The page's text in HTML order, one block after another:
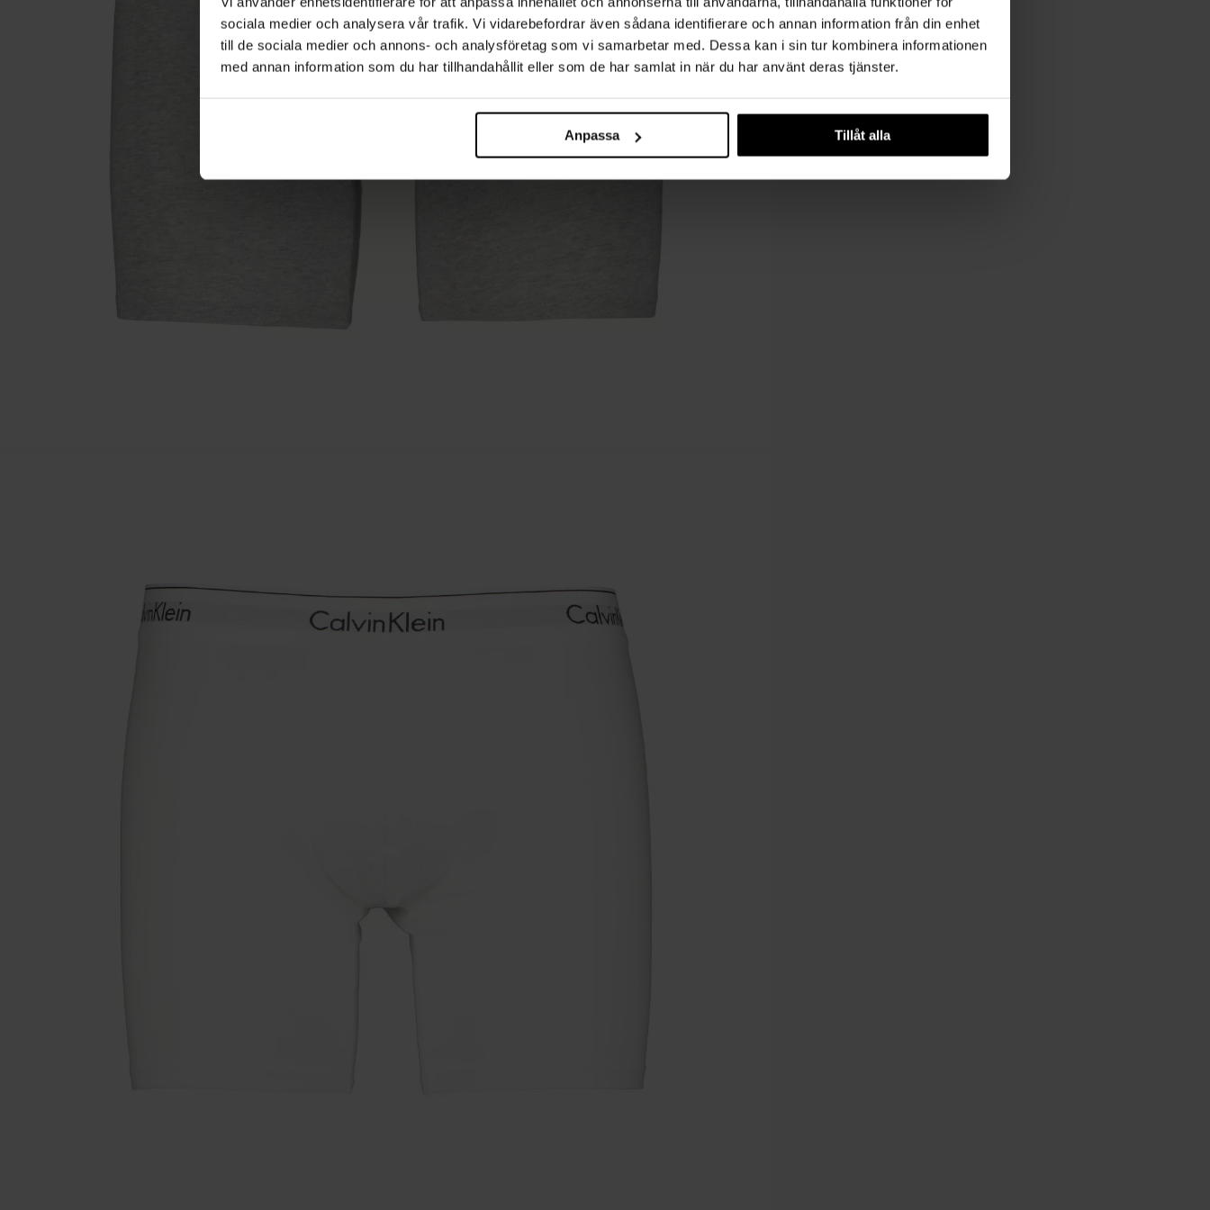
sociala medier och analysera vår trafik. Vi vidarebefordrar även sådana identifierare och annan information från din enhet
till de sociala medier och annons- och analysföretag som vi samarbetar med. Dessa kan i sin tur kombinera informationen
med annan information som du har tillhandahållit eller som de har samlat in när du har använt deras tjänster.
Anpassa Tillåt alla